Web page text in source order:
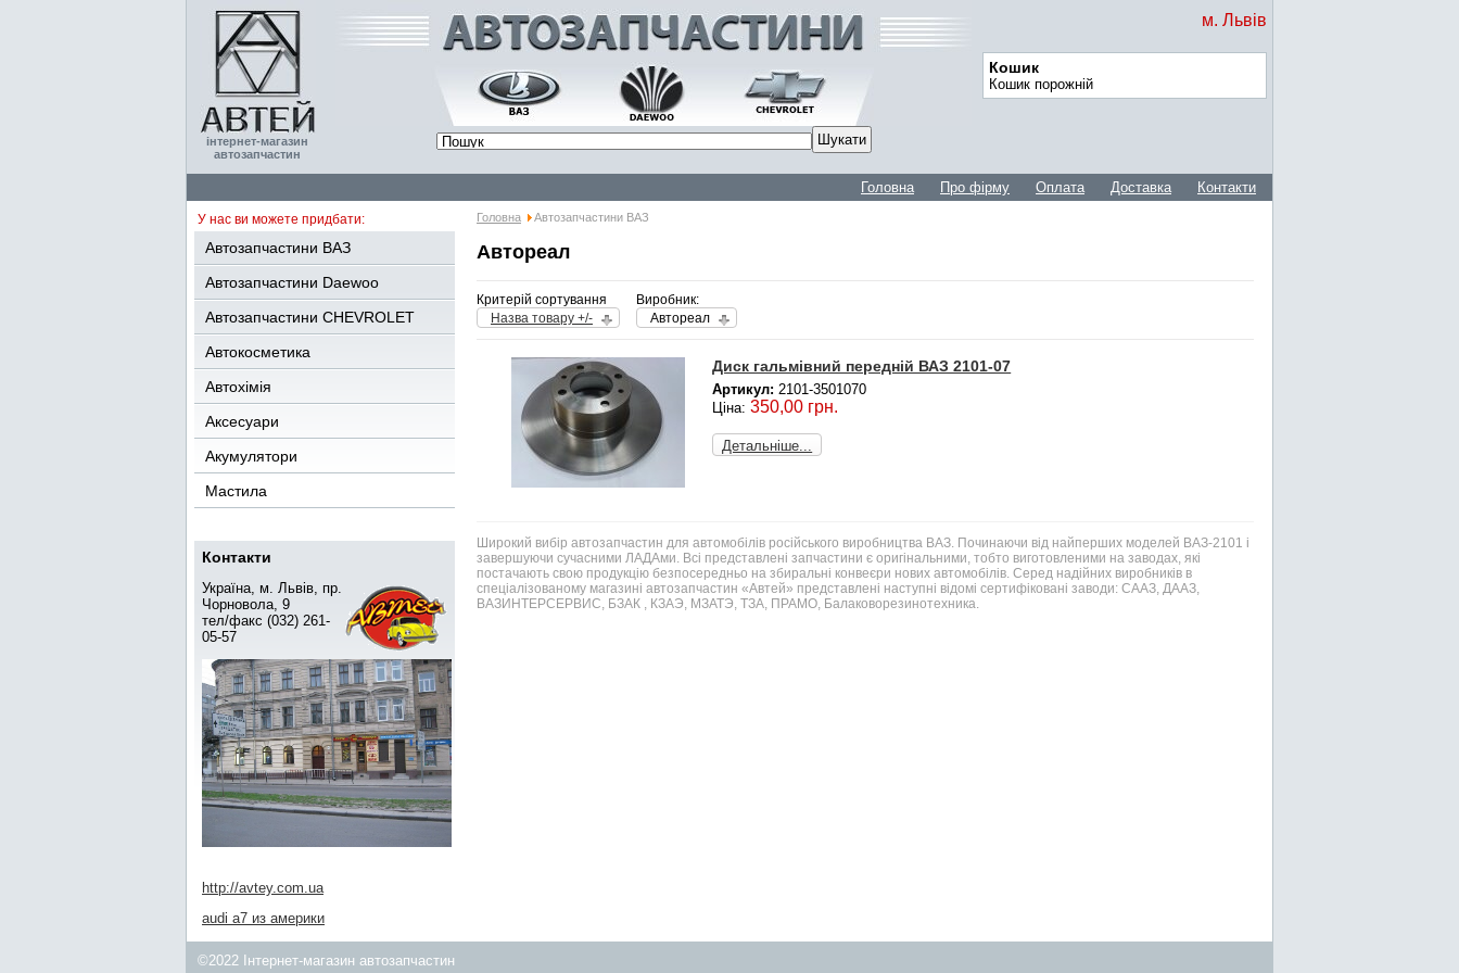
інтернет-магазин
автозапчастин
м. Львів
Кошик
Кошик порожній
Головна Про фірму Оплата Доставка Контакти
У нас ви можете придбати:
Автозапчастини ВАЗ
Автозапчастини Daewoo
Автозапчастини CHEVROLET
Автокосметика
Автохімія
Аксесуари
Акумулятори
Мастила
Контакти
Україна, м. Львів, пр.
Чорновола, 9
тел/факс (032) 261-
05-57
http://avtey.com.ua
audi a7 из америки
Головна Автозапчастини ВАЗ
Автореал
Критерій сортування
Назва товару +/-
Виробник:
Автореал
Диск гальмівний передній ВАЗ 2101-07
Артикул: 2101-3501070
Ціна:350,00 грн.
Детальніше...
Широкий вибір автозапчастин для автомобілів російського виробництва ВАЗ. Починаючи від найперших моделей ВАЗ-2101 і
завершуючи сучасними ЛАДАми. Всі представлені запчастини є оригінальними, тобто виготовленими на заводах, які
постачають свою продукцію безпосередньо на збиральні конвеєри нових автомобілів. Серед надійних виробників в
спеціалізованому магазині автозапчастин «Автей» представлені наступні відомі сертифіковані заводи: СААЗ, ДААЗ,
ВАЗИНТЕРСЕРВИС, БЗАК , КЗАЭ, МЗАТЭ, ТЗА, ПРАМО, Балаковорезинотехника.
©2022 Інтернет-магазин автозапчастин